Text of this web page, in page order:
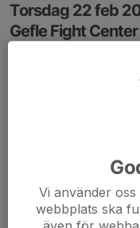
Torsdag 22 feb
Gefle Fight
Vi använder
webbplats ska